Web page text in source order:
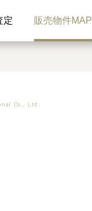
定 販売物件MAP
Co., Ltd.